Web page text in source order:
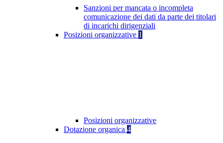
Sanzioni per mancata o incompleta
comunicazione dei dati da parte dei titolari
di incarichi dirigenziali
Posizioni organizzative 1
Posizioni organizzative
Dotazione organica 4